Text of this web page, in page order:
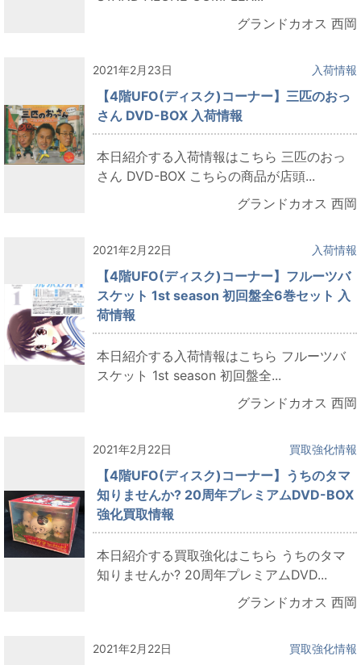
グランドカオス 西岡
2021年2月23日 入荷情報
【4階UFO(ディスク)コーナー】三匹のおっ
さん DVD-BOX 入荷情報
本日紹介する入荷情報はこちら 三匹のおっ
さん DVD-BOX こちらの商品が店頭...
グランドカオス 西岡
2021年2月22日 入荷情報
【4階UFO(ディスク)コーナー】フルーツバ
スケット 1st season 初回盤全6巻セット 入
荷情報
本日紹介する入荷情報はこちら フルーツバ
スケット 1st season 初回盤全...
グランドカオス 西岡
2021年2月22日 買取強化情報
【4階UFO(ディスク)コーナー】うちのタマ
知りませんか? 20周年プレミアムDVD-BOX
強化買取情報
本日紹介する買取強化はこちら うちのタマ
知りませんか? 20周年プレミアムDVD...
グランドカオス 西岡
2021年2月22日 買取強化情報